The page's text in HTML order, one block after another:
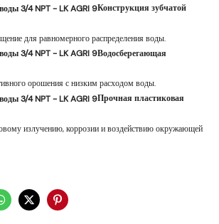
Конструкция зубчатой ​​
для равномерного распределения воды.
Водосберегающая
орошения с низким расходом воды.
Прочная пластиковая
излучению, коррозии и воздействию окружающей